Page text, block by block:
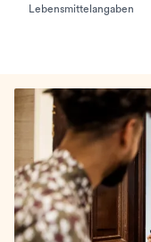
Lebensmittelangaben